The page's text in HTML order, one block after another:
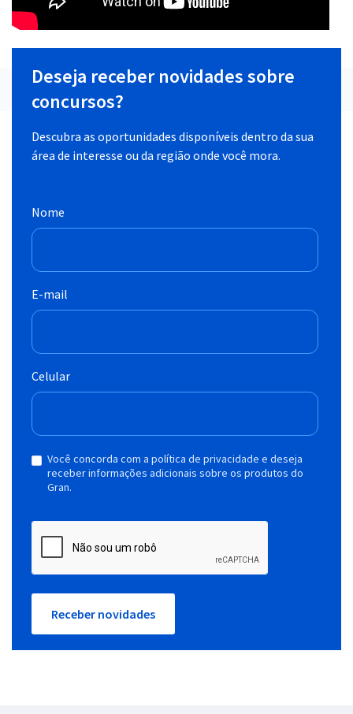
Deseja receber novidades sobre
concursos?
Descubra as oportunidades disponíveis dentro da sua
área de interesse ou da região onde você mora.
Nome
E-mail
Celular
Você concorda com a política de privacidade e deseja
receber informações adicionais sobre os produtos do
Gran.
Receber novidades